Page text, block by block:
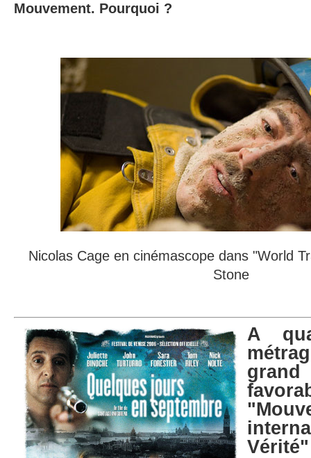
Mouvement. Pourquoi ?
Nicolas Cage en cinémascope dans "World
Stone
A